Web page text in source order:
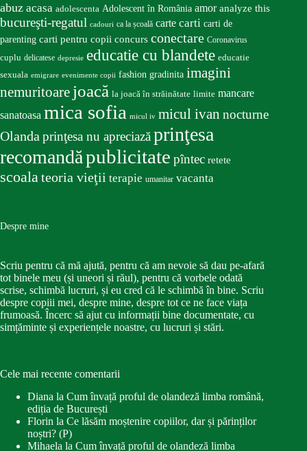
abuz acasa adolescenta Adolescent în România amor analyze this
bucureşti-regatul cadouri ca la școală carte carti carti de
parenting carti pentru copii concurs conectare Coronavirus
cuplu delicatese depresie educatie cu blandete educatie
sexuala emigrare evenimente copii fashion gradinita imagini
nemuritoare joacă la joacă în străinătate limite mancare
sanatoasa mica sofia micul iv micul ivan nocturne
Olandaprinţesa nu apreciazăprinţesa
recomandăpublicitate pîntec retete
scoalateoria vieţii terapie umanitar vacanta
Despre mine
Scriu pentru că mă ajută, pentru că am nevoie să dau pe-afară
tot binele meu (și uneori și răul), pentru că vorbele odată
scrise, schimbă lucruri, și eu cred că le schimbă în bine. Scriu
despre copiii mei, despre mine, despre tot ce ne face viața
frumoasă. Încerc să ajut cu informații bine documentate, cu
simțăminte și experiențele noastre, cu lucruri și stări.
Cele mai recente comentarii
Diana la Cum învață proful de olandeză limba română,
ediția de București
Florin la Ce lăsăm moștenire copiilor, dar și părinților
noștri? (P)
Mihaela la Cum învață proful de olandeză limba